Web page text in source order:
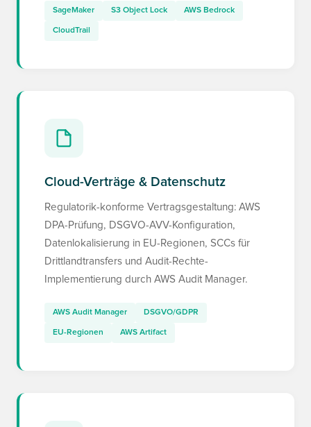
SageMaker S3 Object Lock AWS Bedrock
CloudTrail
Cloud-Verträge & Datenschutz
Regulatorik-konforme Vertragsgestaltung: AWS
DPA-Prüfung, DSGVO-AVV-Konfiguration,
Datenlokalisierung in EU-Regionen, SCCs für
Drittlandtransfers und Audit-Rechte-
Implementierung durch AWS Audit Manager.
AWS Audit Manager DSGVO/GDPR
EU-Regionen AWS Artifact